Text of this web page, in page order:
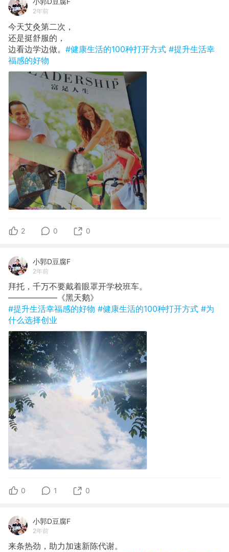
2年前
今天艾灸第二次，
还是挺舒服的，
边看边学边做。 #健康生活的100种打开方式 #提升生活幸
福感的好物
2 0 0
小郭D豆腐F
2年前
拜托，千万不要戴着眼罩开学校班车。
​——————《黑天鹅》
#提升生活幸福感的好物 #健康生活的100种打开方式 #为
什么选择创业
0 1 0
小郭D豆腐F
2年前
来条热劲，助力加速新陈代谢。